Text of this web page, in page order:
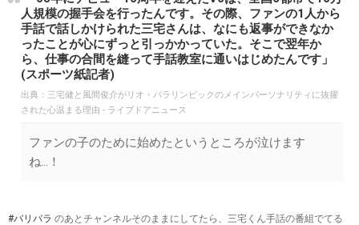
人規模の握手会を行ったんです。その際、ファンの1人から
手話で話しかけられた三宅さんは、なにも返事ができなか
ったことが心にずっと引っかかっていた。そこで翌年か
ら、仕事の合間を縫って手話教室に通いはじめたんです」
(スポーツ紙記者)
出典： 三宅健と風間俊介がリオ・パラリンピックのメインパーソナリティに抜擢
された心温まる理由 - ライブドアニュース
ファンの子のために始めたというところが泣けます
ね…！
#バリバラ のあとチャンネルそのままにしてたら、三宅くん手話の番組でてる